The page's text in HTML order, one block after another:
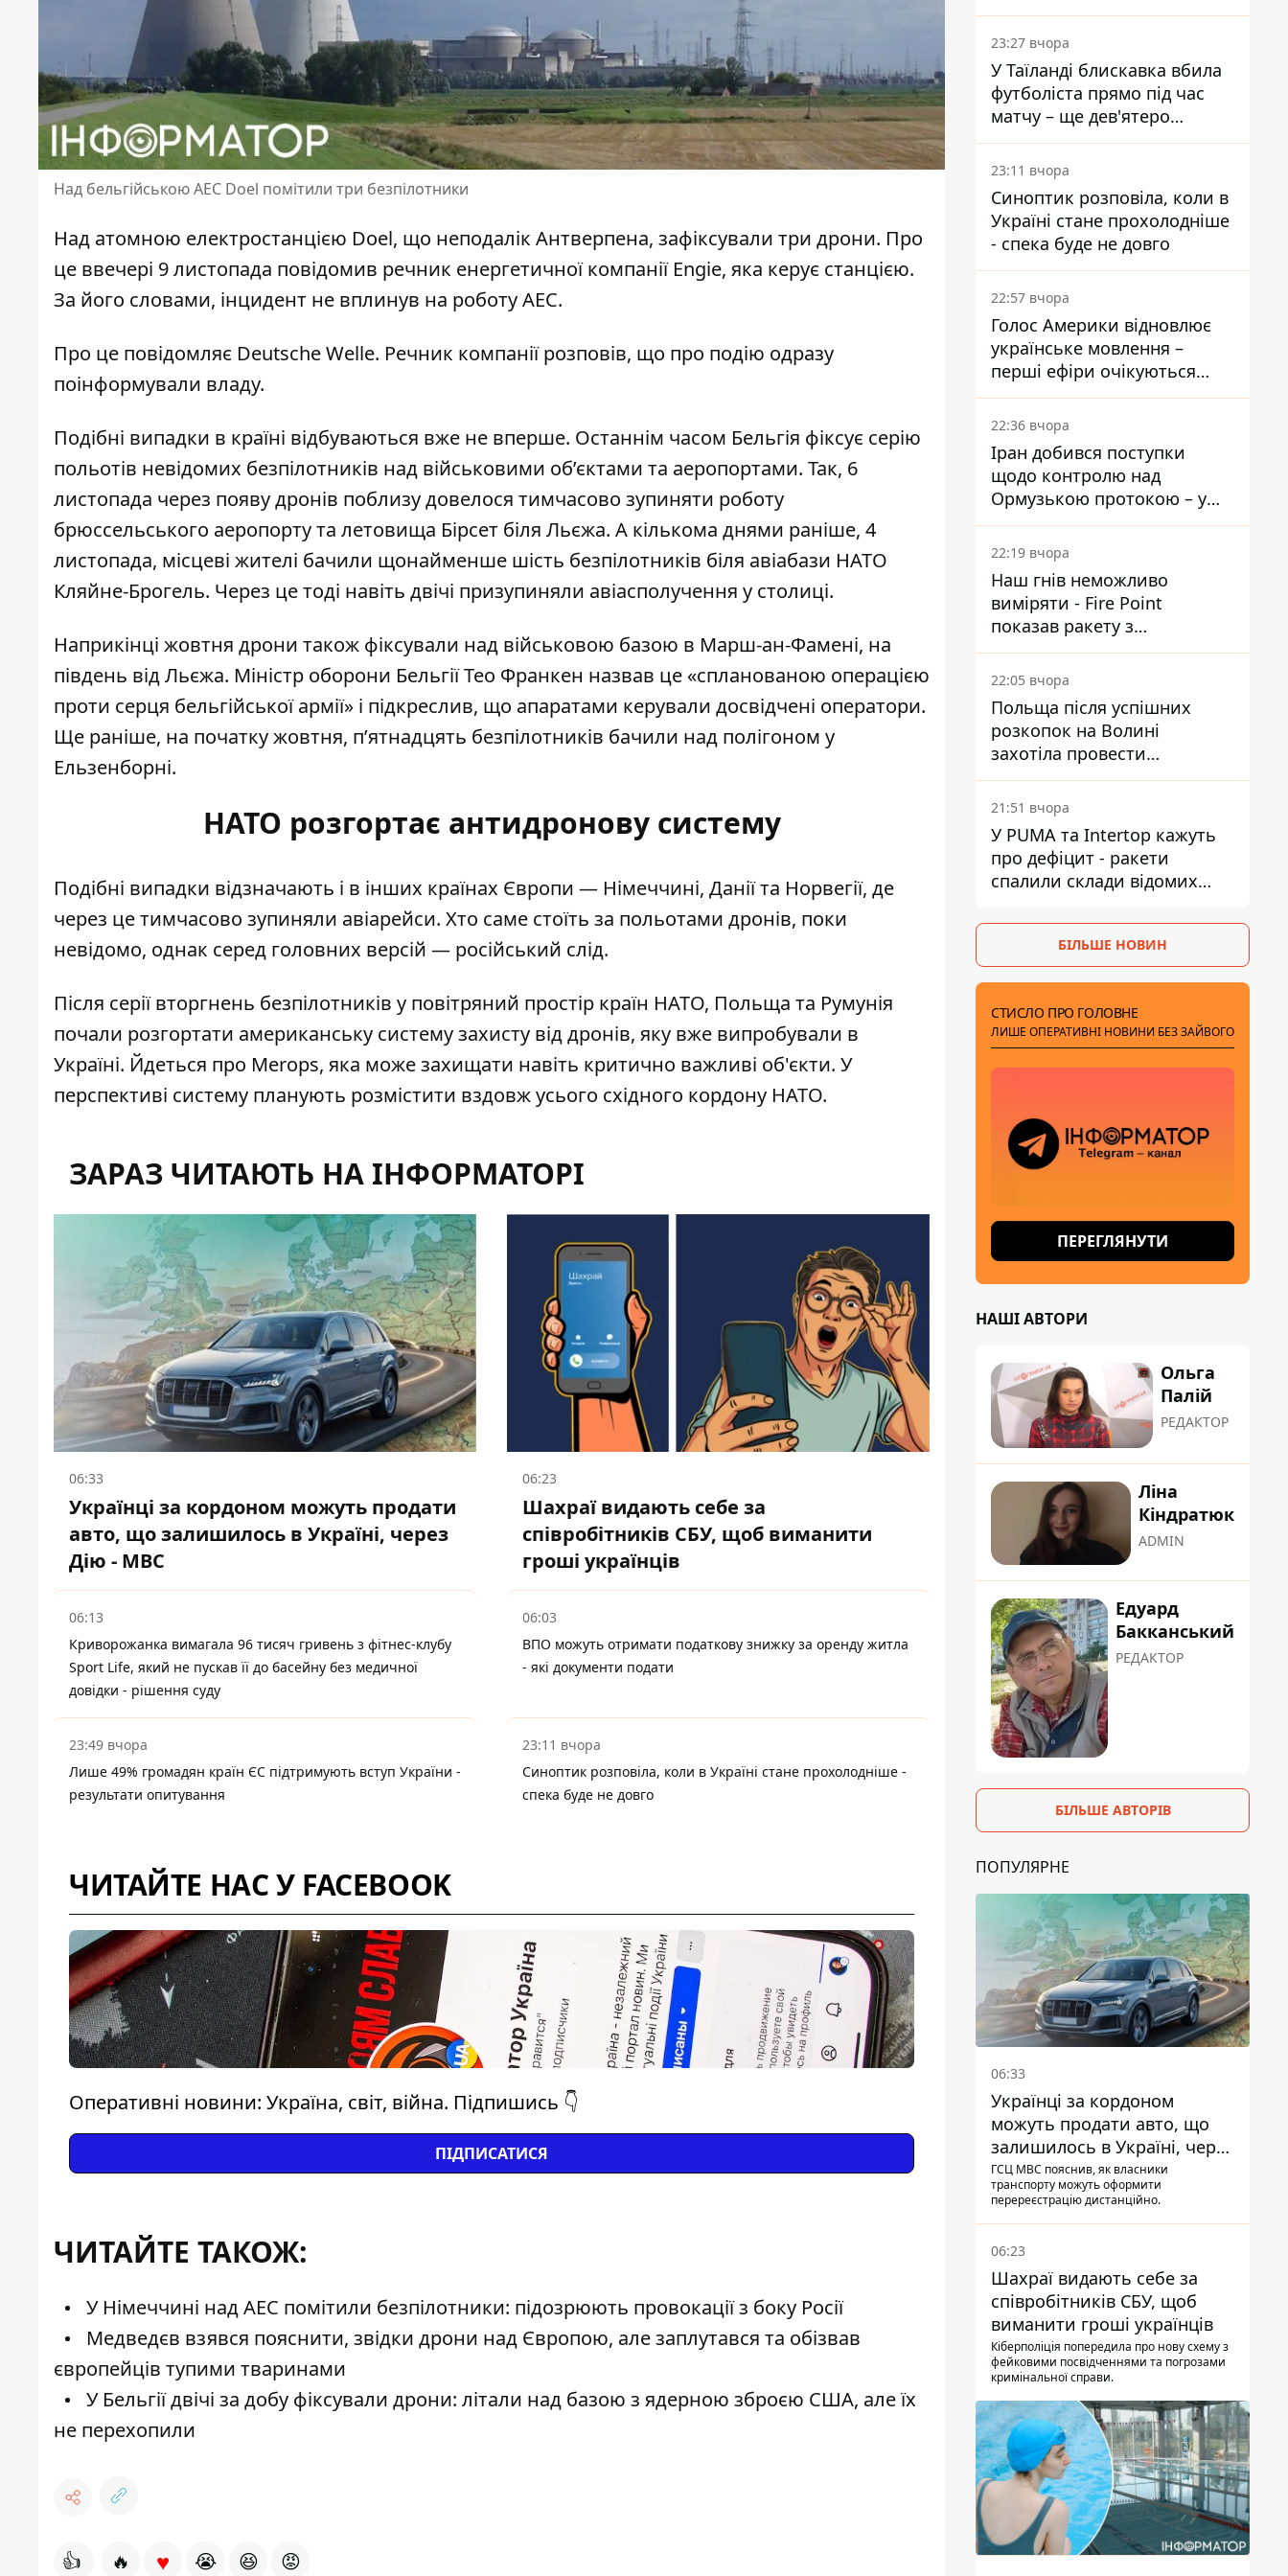
Над бельгійською АЕС Doel помітили три безпілотники
Над атомною електростанцією Doel, що неподалік Антверпена, зафіксували три дрони. Про
це ввечері 9 листопада повідомив речник енергетичної компанії Engie, яка керує станцією.
За його словами, інцидент не вплинув на роботу АЕС.
Про це повідомляє Deutsche Welle. Речник компанії розповів, що про подію одразу
поінформували владу.
Подібні випадки в країні відбуваються вже не вперше. Останнім часом Бельгія фіксує серію
польотів невідомих безпілотників над військовими об’єктами та аеропортами. Так, 6
листопада через появу дронів поблизу довелося тимчасово зупиняти роботу
брюссельського аеропорту та летовища Бірсет біля Льєжа. А кількома днями раніше, 4
листопада, місцеві жителі бачили щонайменше шість безпілотників біля авіабази НАТО
Кляйне-Брогель. Через це тоді навіть двічі призупиняли авіасполучення у столиці.
Наприкінці жовтня дрони також фіксували над військовою базою в Марш-ан-Фамені, на
південь від Льєжа. Міністр оборони Бельгії Тео Франкен назвав це «спланованою операцією
проти серця бельгійської армії» і підкреслив, що апаратами керували досвідчені оператори.
Ще раніше, на початку жовтня, п’ятнадцять безпілотників бачили над полігоном у
Ельзенборні.
НАТО розгортає антидронову систему
Подібні випадки відзначають і в інших країнах Європи — Німеччині, Данії та Норвегії, де
через це тимчасово зупиняли авіарейси. Хто саме стоїть за польотами дронів, поки
невідомо, однак серед головних версій — російський слід.
Після серії вторгнень безпілотників у повітряний простір країн НАТО, Польща та Румунія
почали розгортати американську систему захисту від дронів, яку вже випробували в
Україні. Йдеться про Merops, яка може захищати навіть критично важливі об'єкти. У
перспективі систему планують розмістити вздовж усього східного кордону НАТО.
ЗАРАЗ ЧИТАЮТЬ НА ІНФОРМАТОРІ
06:33
Українці за кордоном можуть продати
авто, що залишилось в Україні, через
Дію - МВС
06:23
Шахраї видають себе за
співробітників СБУ, щоб виманити
гроші українців
06:13
Криворожанка вимагала 96 тисяч гривень з фітнес-клубу
Sport Life, який не пускав її до басейну без медичної
довідки - рішення суду
06:03
ВПО можуть отримати податкову знижку за оренду житла
- які документи подати
23:49 вчора
Лише 49% громадян країн ЄС підтримують вступ України -
результати опитування
23:11 вчора
Синоптик розповіла, коли в Україні стане прохолодніше -
спека буде не довго
ЧИТАЙТЕ НАС У FACEBOOK
Оперативні новини: Україна, світ, війна. Підпишись 👇
ПІДПИСАТИСЯ
ЧИТАЙТЕ ТАКОЖ:
У Німеччині над АЕС помітили безпілотники: підозрюють провокації з боку Росії
Медведєв взявся пояснити, звідки дрони над Європою, але заплутався та обізвав
європейців тупими тваринами
У Бельгії двічі за добу фіксували дрони: літали над базою з ядерною зброєю США, але їх
не перехопили
👍 🔥 ♥ 😭 😆 😡
опитування
23:27 вчора
У Таїланді блискавка вбила
футболіста прямо під час
матчу – ще дев'ятеро
постраждали
23:11 вчора
Синоптик розповіла, коли в
Україні стане прохолодніше
- спека буде не довго
22:57 вчора
Голос Америки відновлює
українське мовлення –
перші ефіри очікуються
наступного тижня
22:36 вчора
Іран добився поступки
щодо контролю над
Ормузькою протокою – у
Reuters розкрили деталі
22:19 вчора
Наш гнів неможливо
виміряти - Fire Point
показав ракету з
загадковою позначкою 723
22:05 вчора
Польща після успішних
розкопок на Волині
захотіла провести
ексгумацію у нових місцях
21:51 вчора
У PUMA та Intertop кажуть
про дефіцит - ракети
спалили склади відомих
БІЛЬШЕ НОВИН
СТИСЛО ПРО ГОЛОВНЕ
ЛИШЕ ОПЕРАТИВНІ НОВИНИ БЕЗ ЗАЙВОГО
ПЕРЕГЛЯНУТИ
НАШІ АВТОРИ
Ольга
Палій
РЕДАКТОР
Ліна
Кіндратюк
ADMIN
Едуард
Бакканський
РЕДАКТОР
БІЛЬШЕ АВТОРІВ
ПОПУЛЯРНЕ
06:33
Українці за кордоном
можуть продати авто, що
залишилось в Україні, через
Дію - МВС
ГСЦ МВС пояснив, як власники
транспорту можуть оформити
перереєстрацію дистанційно.
06:23
Шахраї видають себе за
співробітників СБУ, щоб
виманити гроші українців
Кіберполіція попередила про нову схему з
фейковими посвідченнями та погрозами
кримінальної справи.